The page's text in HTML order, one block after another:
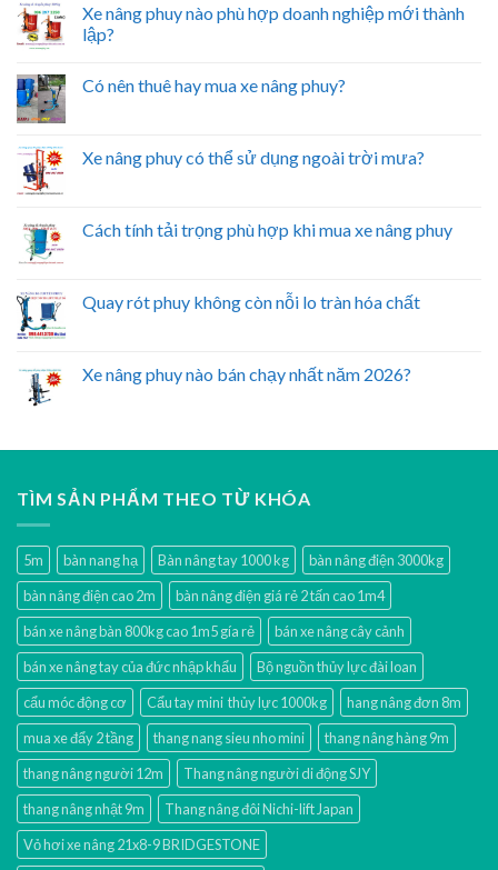
Xe nâng phuy nào phù hợp doanh nghiệp mới thành
lập?
Có nên thuê hay mua xe nâng phuy?
Xe nâng phuy có thể sử dụng ngoài trời mưa?
Cách tính tải trọng phù hợp khi mua xe nâng phuy
Quay rót phuy không còn nỗi lo tràn hóa chất
Xe nâng phuy nào bán chạy nhất năm 2026?
TÌM SẢN PHẨM THEO TỪ KHÓA
5m bàn nang hạ Bàn nâng tay 1000 kg
bàn nâng điện 3000kg
bàn nâng điện cao 2m
bàn nâng điện giá rẻ 2 tấn cao 1m4
bán xe nâng bàn 800kg cao 1m5 gía rẻ
bán xe nâng cây cảnh
bán xe nâng tay của đức nhập khẩu
Bộ nguồn thủy lực đài loan
cẩu móc động cơ
Cẩu tay mini thủy lực 1000kg
hang nâng đơn 8m
mua xe đẩy 2 tầng
thang nang sieu nho mini
thang nâng hàng 9m
thang nâng người 12m
Thang nâng người di động SJY
thang nâng nhật 9m
Thang nâng đôi Nichi-lift Japan
Vỏ hơi xe nâng 21x8-9 BRIDGESTONE